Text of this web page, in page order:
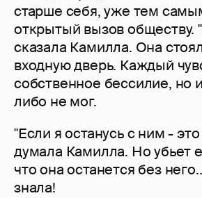
старше себя, уже тем
открытый вызов обществу.
сказала Камилла. Она
входную дверь. Каждый
собственное бессилие, но
либо не мог.
"Если я останусь с ним -
думала Камилла. Но убьет
что она останется без
знала!